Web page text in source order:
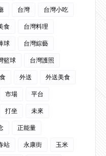
台灣
台灣小吃
食
台灣料理
球
台灣綜藝
籃球
台灣護照
外送
外送美食
市場
平台
打坐
未來
正能量
站 永康街
玉米